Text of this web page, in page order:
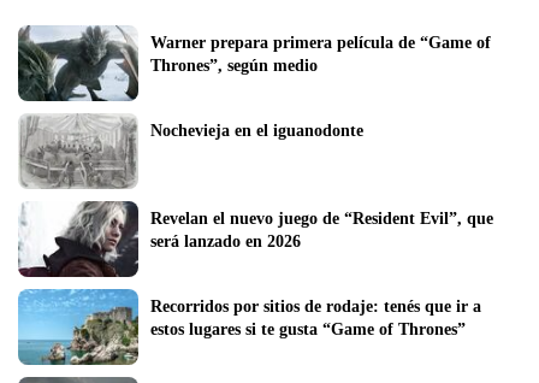
Warner prepara primera película de “Game of
Thrones”, según medio
Nochevieja en el iguanodonte
Revelan el nuevo juego de “Resident Evil”, que
será lanzado en 2026
Recorridos por sitios de rodaje: tenés que ir a
estos lugares si te gusta “Game of Thrones”